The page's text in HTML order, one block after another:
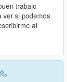
trabajo
ver si podemos
al